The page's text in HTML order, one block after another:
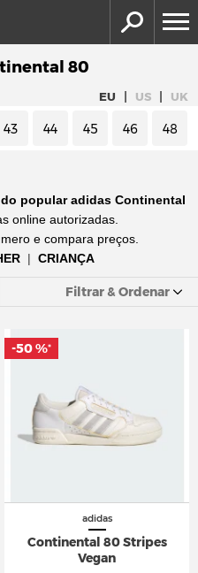
80
EU | US | UK
43 44 45 46 48
popular adidas Continental
online autorizadas.
e compara preços.
| CRIANÇA
Filtrar & Ordenar
adidas
Continental 80 Stripes
Vegan
-50 %*